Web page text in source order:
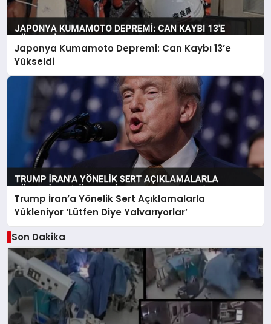
Japonya Kumamoto Depremi: Can Kaybı 13’e
Yükseldi
Trump İran’a Yönelik Sert Açıklamalarla
Yükleniyor ‘Lütfen Diye Yalvarıyorlar’
Son Dakika